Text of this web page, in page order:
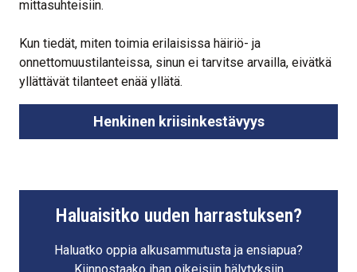
mittasuhteisiin.
Kun tiedät, miten toimia erilaisissa häiriö- ja
onnettomuustilanteissa, sinun ei tarvitse arvailla, eivätkä
yllättävät tilanteet enää yllätä.
Henkinen kriisinkestävyys
Haluaisitko uuden harrastuksen?
Haluatko oppia alkusammutusta ja ensiapua?